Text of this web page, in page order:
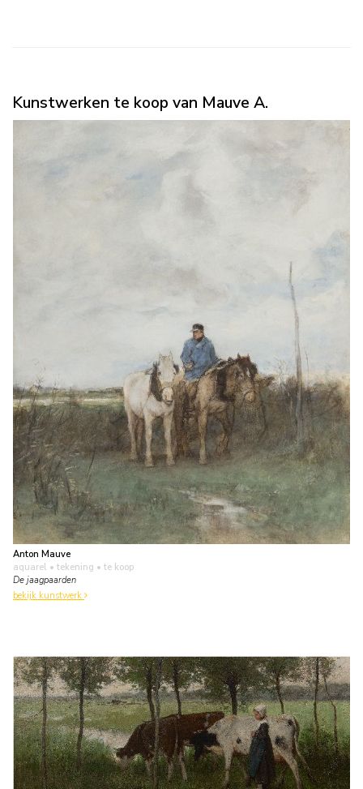
Kunstwerken te koop van Mauve A.
Anton Mauve
aquarel • tekening • te koop
De jaagpaarden
bekijk kunstwerk